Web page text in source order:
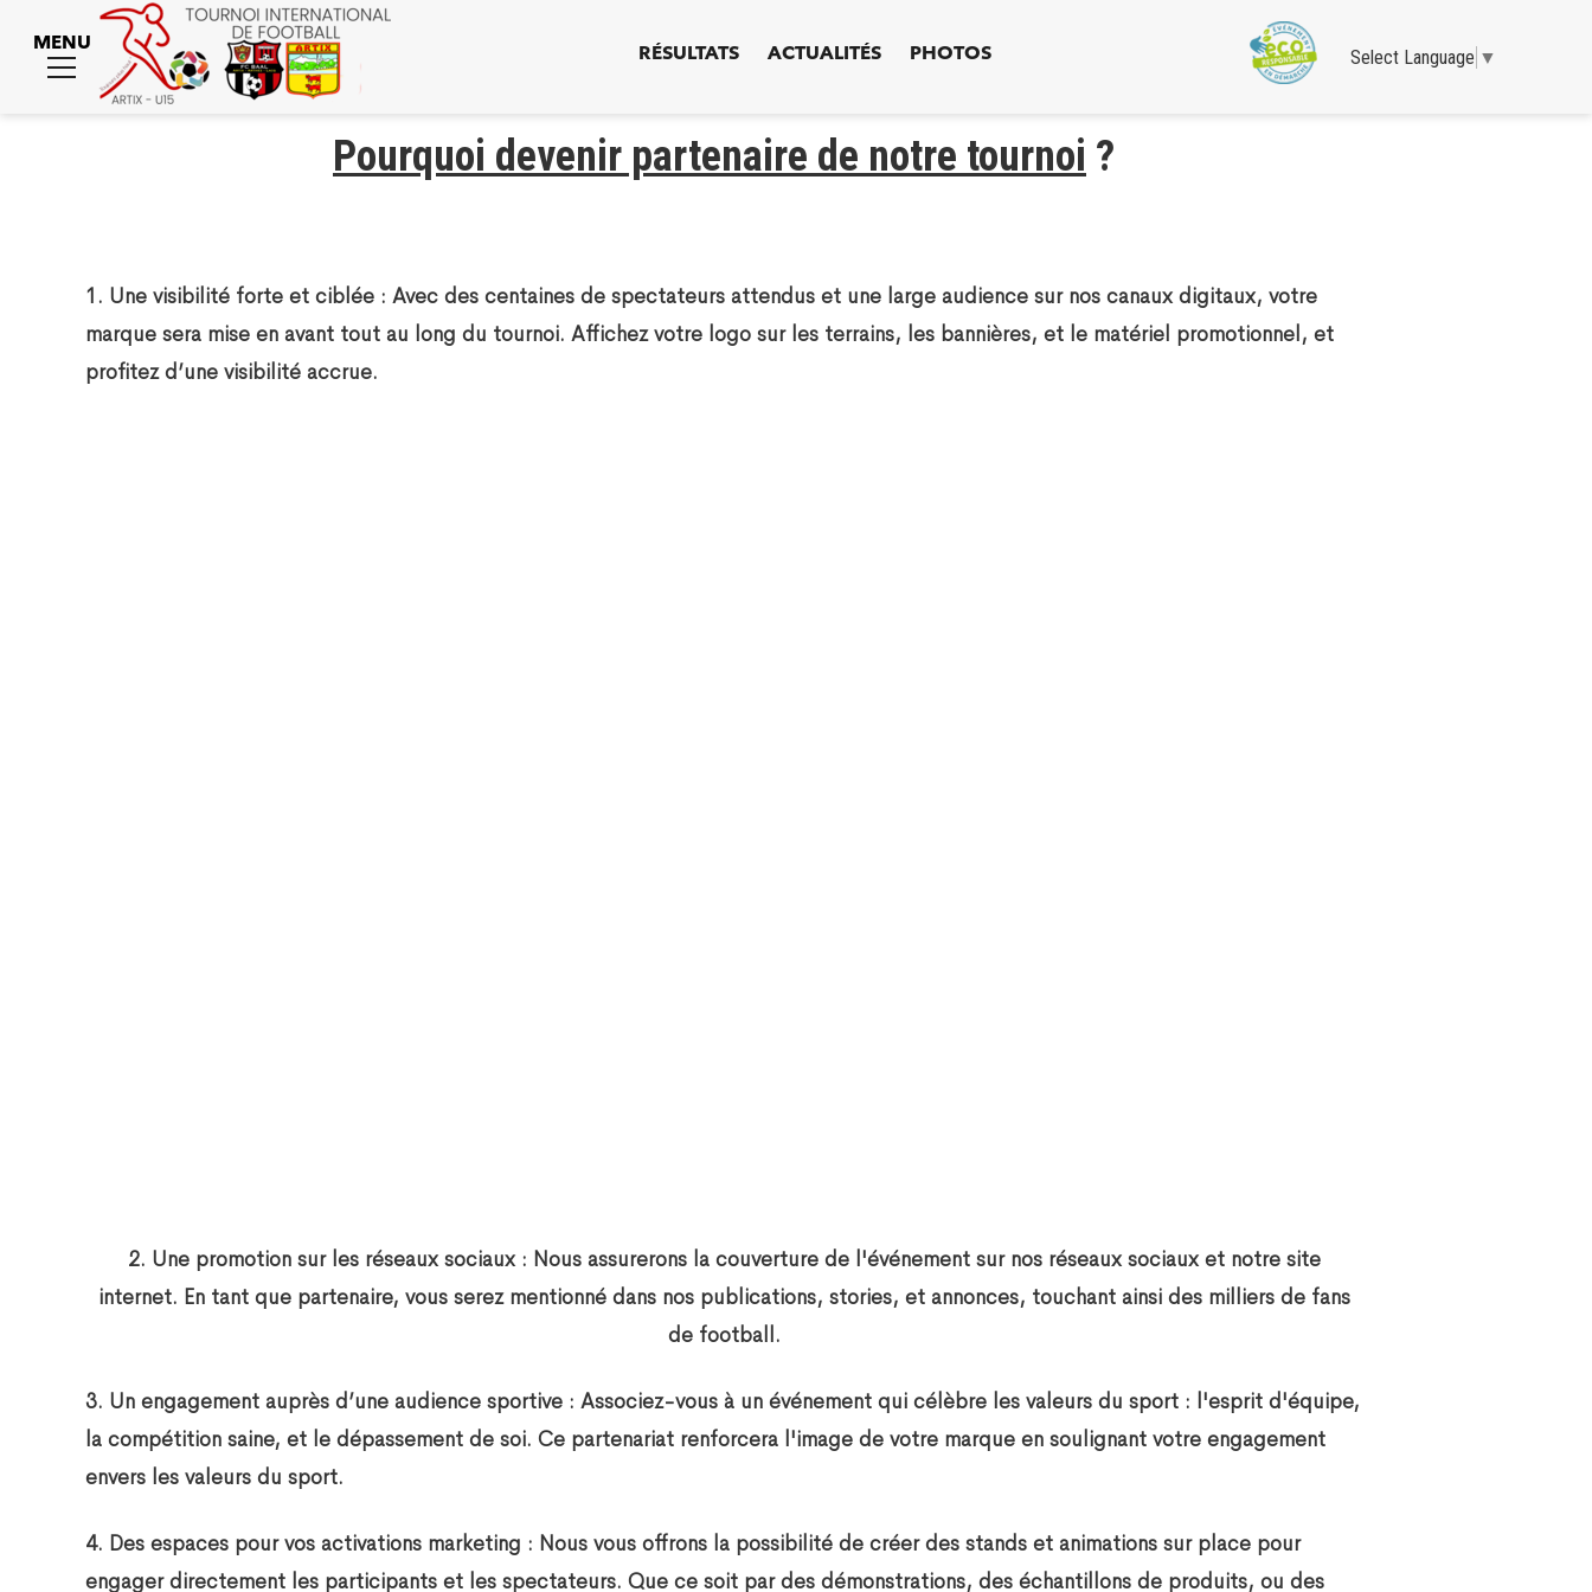
MENU
Toggle
menu
RÉSULTATS ACTUALITÉS PHOTOS Select Language ▼
Pourquoi devenir partenaire de notre tournoi ?
1. Une visibilité forte et ciblée : Avec des centaines de spectateurs attendus et une large audience sur nos canaux digitaux, votre
marque sera mise en avant tout au long du tournoi. Affichez votre logo sur les terrains, les bannières, et le matériel promotionnel, et
profitez d’une visibilité accrue.
2. Une promotion sur les réseaux sociaux: Nous assurerons la couverture de l'événement sur nos réseaux sociaux et notre site
internet. En tant que partenaire, vous serez mentionné dans nos publications, stories, et annonces, touchant ainsi des milliers de fans
de football.
3. Un engagement auprès d’une audience sportive : Associez-vous à un événement qui célèbre les valeurs du sport : l'esprit d'équipe,
la compétition saine, et le dépassement de soi. Ce partenariat renforcera l'image de votre marque en soulignant votre engagement
envers les valeurs du sport.
4. Des espaces pour vos activations marketing : Nous vous offrons la possibilité de créer des stands et animations sur place pour
engager directement les participants et les spectateurs. Que ce soit par des démonstrations, des échantillons de produits, ou des